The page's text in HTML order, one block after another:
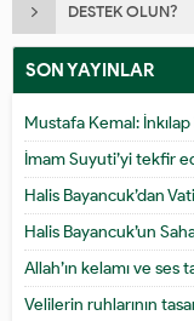
DESTEK OLUN?
SON YAYINLAR
Mustafa Kemal:
İmam Suyuti’yi tekfir
Halis Bayancuk’dan
Halis Bayancuk’un
Allah’ın kelamı ve ses
Velilerin ruhlarının